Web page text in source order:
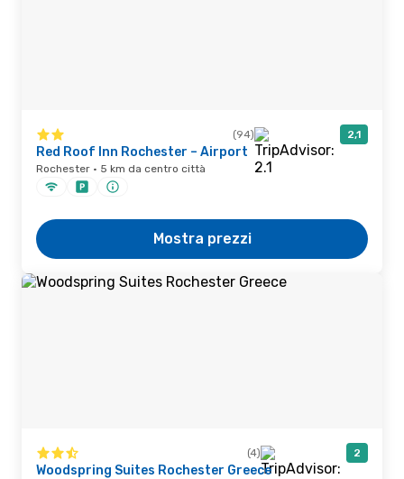
(94) 2,1
Red Roof Inn Rochester – Airport
Rochester · 5 km da centro città
Mostra prezzi
(4) 2
Woodspring Suites Rochester Greece